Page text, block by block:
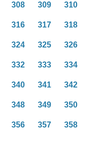
308 309 310
316 317 318
324 325 326
332 333 334
340 341 342
348 349 350
356 357 358